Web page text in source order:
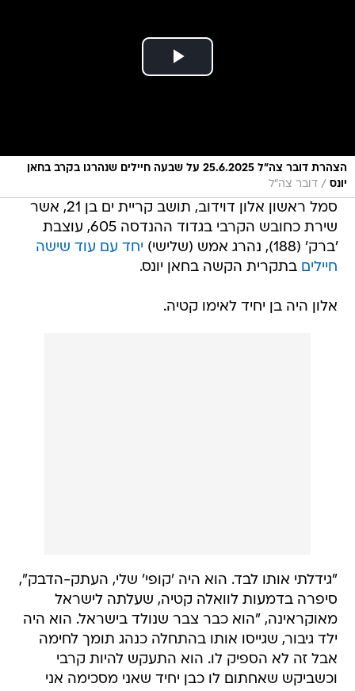
הצהרת דובר צה"ל 25.6.2025 על שבעה חיילים שנהרגו בקרב בחאן
יונס / דובר צה"ל
סמל ראשון אלון דוידוב, תושב קריית ים בן 21, אשר
שירת כחובש הקרבי בגדוד ההנדסה 605, עוצבת
'ברק' (188), נהרג אמש (שלישי)
יחד עם עוד שישה
חיילים בתקרית הקשה בחאן יונס.
אלון היה בן יחיד לאימו קטיה.
"גידלתי אותו לבד. הוא היה 'קופי' שלי, העתק-הדבק",
סיפרה בדמעות לוואלה קטיה, שעלתה לישראל
מאוקראינה, "הוא כבר צבר שנולד בישראל. הוא היה
ילד גיבור, שגייסו אותו בהתחלה כנהג תומך לחימה
אבל זה לא הספיק לו. הוא התעקש להיות קרבי
וכשביקש שאחתום לו כבן יחיד שאני מסכימה אני